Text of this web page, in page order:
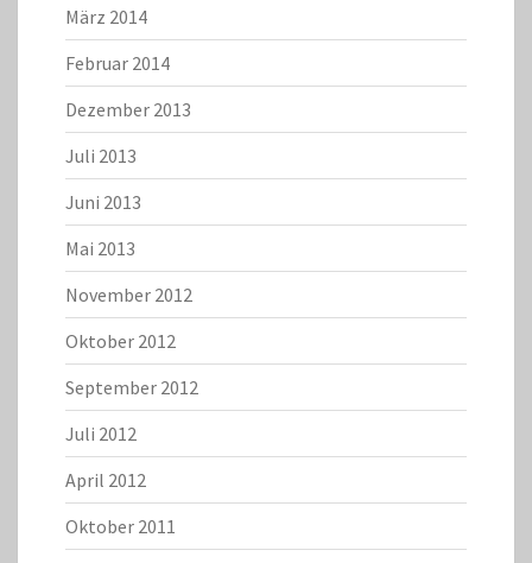
März 2014
Februar 2014
Dezember 2013
Juli 2013
Juni 2013
Mai 2013
November 2012
Oktober 2012
September 2012
Juli 2012
April 2012
Oktober 2011